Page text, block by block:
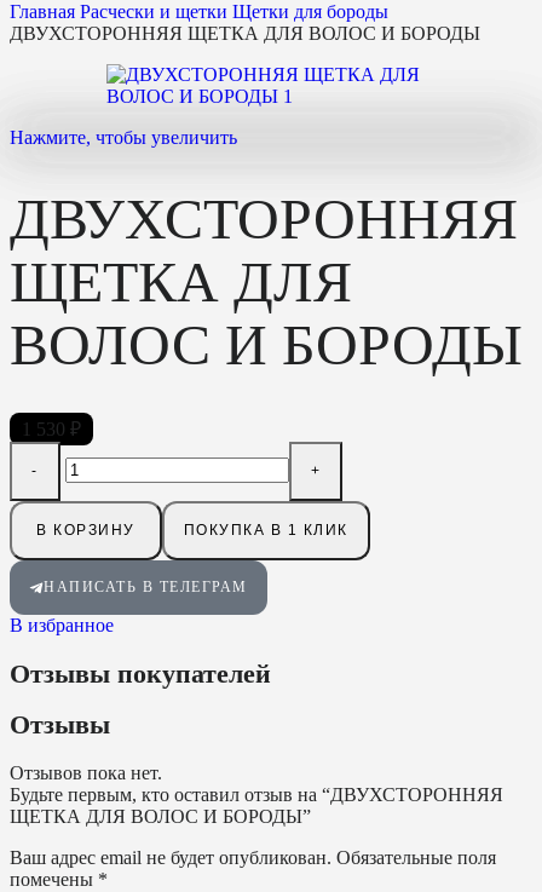
Главная Расчески и щетки Щетки для бороды
ДВУХСТОРОННЯЯ ЩЕТКА ДЛЯ ВОЛОС И БОРОДЫ
Нажмите, чтобы увеличить
ДВУХСТОРОННЯЯ
ЩЕТКА ДЛЯ
ВОЛОС И БОРОДЫ
1 530 ₽
В КОРЗИНУ ПОКУПКА В 1 КЛИК
НАПИСАТЬ В ТЕЛЕГРАМ
В избранное
Отзывы покупателей
Отзывы
Отзывов пока нет.
Будьте первым, кто оставил отзыв на “ДВУХСТОРОННЯЯ
ЩЕТКА ДЛЯ ВОЛОС И БОРОДЫ”
Ваш адрес email не будет опубликован. Обязательные поля
помечены *